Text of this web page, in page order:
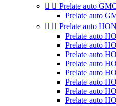
  Prelate auto
Prelate auto
  Prelate auto
Prelate auto
Prelate auto
Prelate auto
Prelate auto
Prelate auto
Prelate auto
Prelate auto
Prelate auto